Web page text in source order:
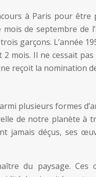
à Paris pour être
de septembre de
garçons. L’année
mois. Il ne cessait
reçoit la nomination
plusieurs formes
de notre planète à
jamais déçus, ses
du paysage.